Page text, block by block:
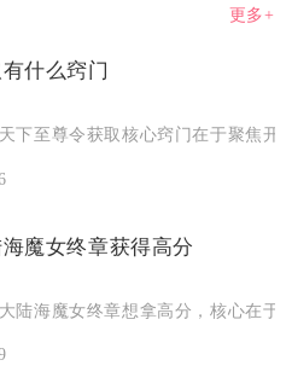
更多+
什么窍门
下至尊令获取核心窍门在于聚焦开
魔女终章获得高分
陆海魔女终章想拿高分，核心在于